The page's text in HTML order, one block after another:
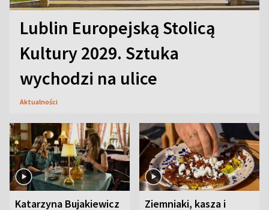
Lublin Europejską Stolicą
Kultury 2029. Sztuka
wychodzi na ulice
Aktualności
Katarzyna Bujakiewicz Ziemniaki, kasza i